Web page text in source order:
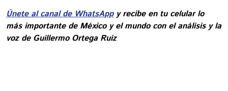
Únete al canal de WhatsAppy recibe en tu celular lo
más importante de México y el mundo con el análisis y la
voz de Guillermo Ortega Ruiz